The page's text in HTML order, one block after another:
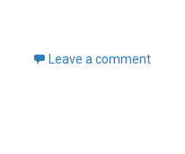
Leave a comment